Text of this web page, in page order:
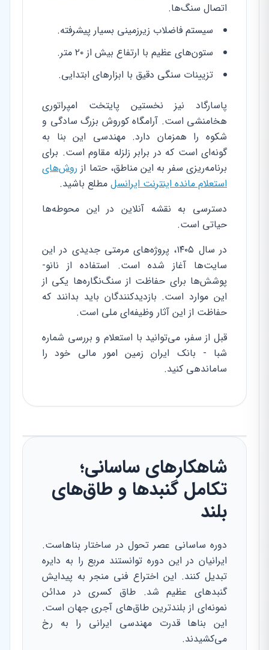
اتصال سنگ‌ها.
سیستم فاضلاب زیرزمینی بسیار پیشرفته.
ستون‌های عظیم با ارتفاع بیش از ۲۰ متر.
تزیینات سنگی دقیق با ابزارهای ابتدایی.
پاسارگاد نیز نخستین پایتخت امپراتوری
هخامنشی است. آرامگاه کوروش بزرگ سادگی و
شکوه را همزمان دارد. مهندسی این بنا به
گونه‌ای است که در برابر زلزله مقاوم است. برای
برنامه‌ریزی سفر به این مناطق، حتما از روش‌های
استعلام مانده اینترنت ایرانسل مطلع باشید.
دسترسی به نقشه آنلاین در این محوطه‌ها
حیاتی است.
در سال ۱۴۰۵، پروژه‌های مرمتی جدیدی در این
سایت‌ها آغاز شده است. استفاده از نانو-
پوشش‌ها برای حفاظت از سنگ‌نگاره‌ها یکی از
این موارد است. بازدیدکنندگان باید بدانند که
حفاظت از این آثار وظیفه‌ای ملی است.
قبل از سفر، می‌توانید با استعلام و بررسی شماره
شبا - بانک ایران زمین امور مالی خود را
ساماندهی کنید.
شاهکارهای ساسانی؛
تکامل گنبدها و طاق‌های
بلند
دوره ساسانی عصر تحول در ساختار بناهاست.
ایرانیان در این دوره توانستند مربع را به دایره
تبدیل کنند. این اختراع فنی منجر به پیدایش
گنبدهای عظیم شد. طاق کسری در مدائن
نمونه‌ای از بلندترین طاق‌های آجری جهان است.
این بناها قدرت مهندسی ایرانی را به رخ
می‌کشیدند.